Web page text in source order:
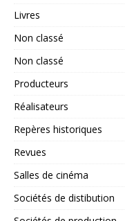
Livres
Non classé
Non classé
Producteurs
Réalisateurs
Repères historiques
Revues
Salles de cinéma
Sociétés de distibution